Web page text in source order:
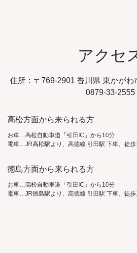
アクセ
住所：〒769-2901 香川県 東かが
0879-33-2555
高松方面から来られる方
お車…高松自動車道「引田IC」から10分
電車…JR高松駅より、高徳線 引田駅 下車、徒
徳島方面から来られる方
お車…高松自動車道「引田IC」から10分
電車…JR徳島駅より、高徳線 引田駅 下車、徒